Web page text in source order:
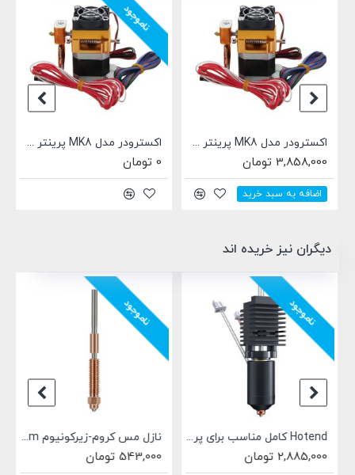
اکسترودر مدل MK8 پرینتر سه بعدی (فیلامنت 1.75mm، هیتر، ترمیستور)
3,858,000 تومان
اضافه به سبد خرید
ناموجود
اکسترودر مدل MK8 پرینتر سه بعدی (فیلامنت 3mm، هیتر، ترمیستور)
0 تومان
دیگران نیز خریده اند
ناموجود
Hotend کامل مناسب برای پرینتر سه بعدی Creality K2 Plus
2,885,000 تومان
ناموجود
نازل مس کروم-زیرکونیوم 0.4mm یونیکورن Unicorn مناسب خانواده K1 برند Creality
543,000 تومان